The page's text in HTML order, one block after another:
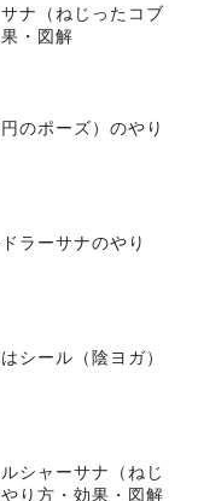
ナ（ねじったコブ
・図解
のポーズ）のやり
ラーサナのやり
シール（陰ヨガ）
シャーサナ（ねじ
り方・効果・図解